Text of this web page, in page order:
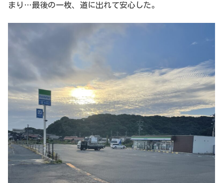
まり…最後の一枚、道に出れて安心した。